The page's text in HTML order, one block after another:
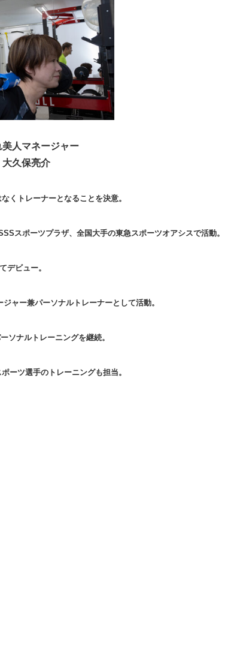
美人マネージャー
大久保亮介
くトレーナーとなることを決意。
スポーツプラザ、全国大手の東急スポーツオアシスで活動。
デビュー。
ャー兼パーソナルトレーナーとして活動。
ソナルトレーニングを継続。
ーツ選手のトレーニングも担当。